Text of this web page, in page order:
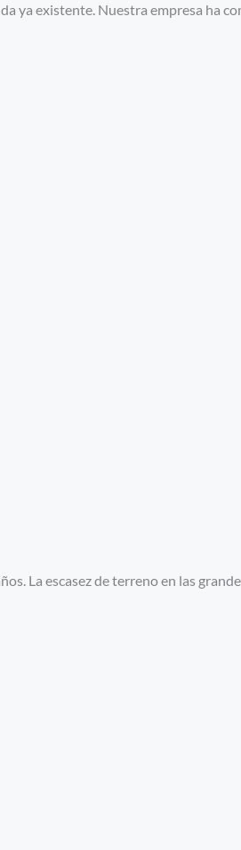
ya existente. Nuestra empresa ha
La escasez de terreno en las